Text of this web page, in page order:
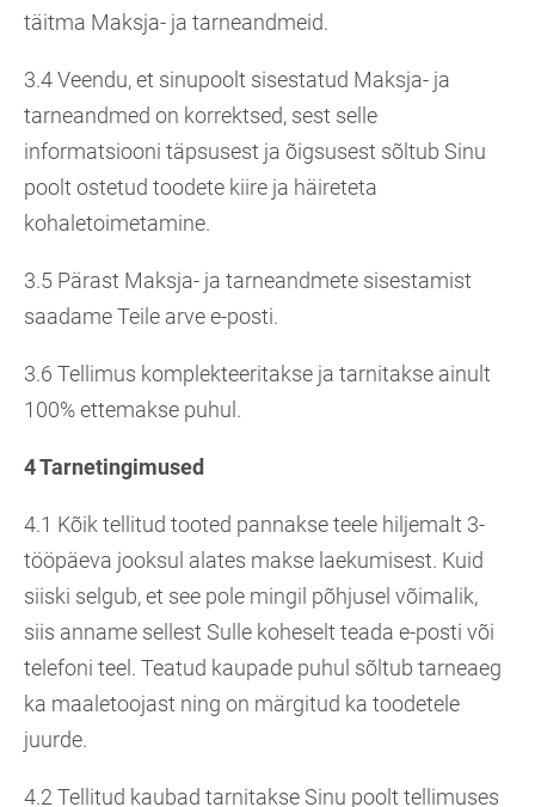
täitma Maksja- ja tarneandmeid.
3.4 Veendu, et sinupoolt sisestatud Maksja- ja
tarneandmed on korrektsed, sest selle
informatsiooni täpsusest ja õigsusest sõltub Sinu
poolt ostetud toodete kiire ja häireteta
kohaletoimetamine.
3.5 Pärast Maksja- ja tarneandmete sisestamist
saadame Teile arve e-posti.
3.6 Tellimus komplekteeritakse ja tarnitakse ainult
100% ettemakse puhul.
4 Tarnetingimused
4.1 Kõik tellitud tooted pannakse teele hiljemalt 3-
tööpäeva jooksul alates makse laekumisest. Kuid
siiski selgub, et see pole mingil põhjusel võimalik,
siis anname sellest Sulle koheselt teada e-posti või
telefoni teel. Teatud kaupade puhul sõltub tarneaeg
ka maaletoojast ning on märgitud ka toodetele
juurde.
4.2 Tellitud kaubad tarnitakse Sinu poolt tellimuses